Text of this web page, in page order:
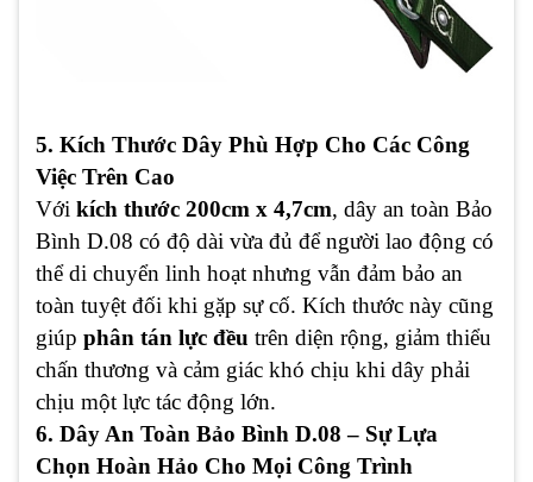
5. Kích Thước Dây Phù Hợp Cho Các Công
Việc Trên Cao
Với kích thước 200cm x 4,7cm, dây an toàn Bảo
Bình D.08 có độ dài vừa đủ để người lao động có
thể di chuyển linh hoạt nhưng vẫn đảm bảo an
toàn tuyệt đối khi gặp sự cố. Kích thước này cũng
giúp phân tán lực đều trên diện rộng, giảm thiểu
chấn thương và cảm giác khó chịu khi dây phải
chịu một lực tác động lớn.
6. Dây An Toàn Bảo Bình D.08 – Sự Lựa
Chọn Hoàn Hảo Cho Mọi Công Trình